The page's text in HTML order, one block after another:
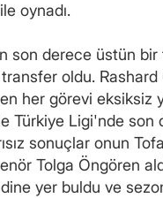
oynadı.
son derece üstün
oldu.
her görevi
Türkiye Ligi'nde son
sonuçlar onun
Tolga Öngören
yer buldu ve